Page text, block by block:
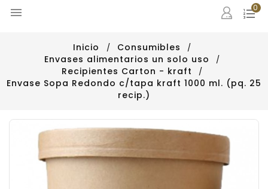
 0
Inicio
Consumibles
Envases alimentarios un solo uso
Recipientes Carton - kraft
Envase Sopa Redondo c/tapa kraft 1000 ml. (pq. 25
recip.)